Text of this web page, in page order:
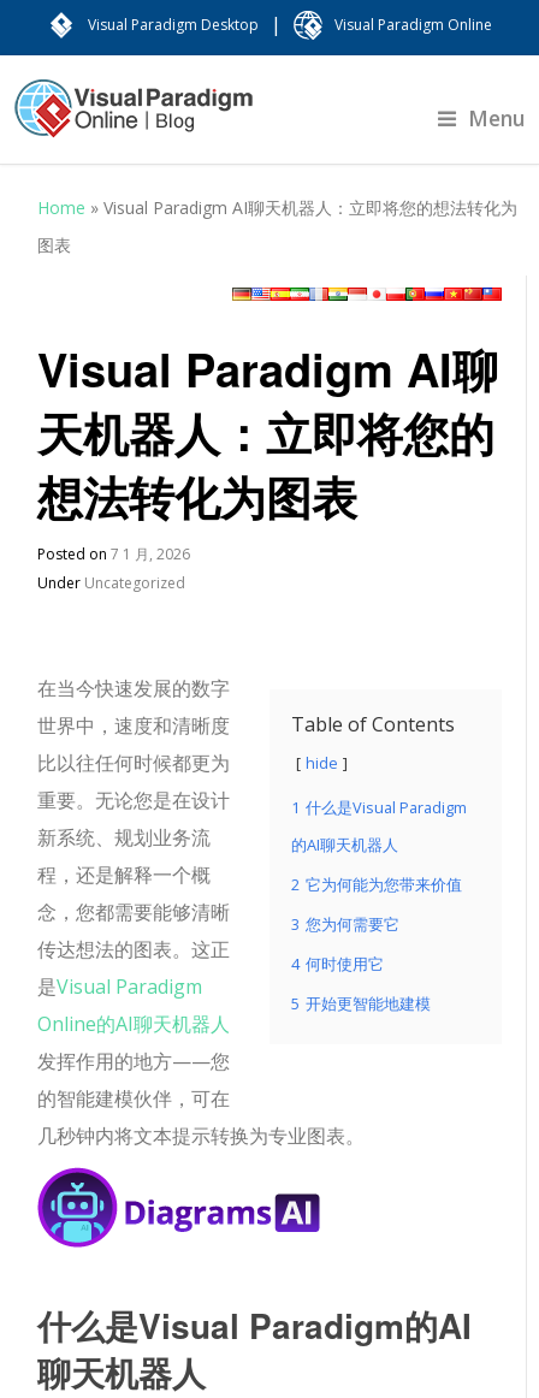
Visual Paradigm Desktop | Visual Paradigm Online
Menu
Home »Visual Paradigm AI聊天机器人：立即将您的想法转化为
图表
Visual Paradigm AI聊
天机器人：立即将您的
想法转化为图表
Posted on7 1 月, 2026
Under Uncategorized
Table of Contents
hide
1 什么是Visual Paradigm
的AI聊天机器人
2 它为何能为您带来价值
3 您为何需要它
4 何时使用它
5 开始更智能地建模
在当今快速发展的数字
世界中，速度和清晰度
比以往任何时候都更为
重要。无论您是在设计
新系统、规划业务流
程，还是解释一个概
念，您都需要能够清晰
传达想法的图表。这正
是Visual Paradigm
Online的AI聊天机器人
发挥作用的地方——您
的智能建模伙伴，可在
几秒钟内将文本提示转换为专业图表。
什么是Visual Paradigm的AI
聊天机器人